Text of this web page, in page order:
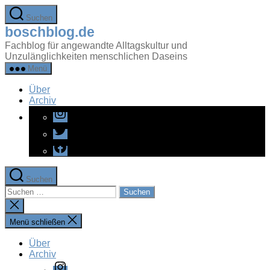
Zum
Inhalt
springen
Suchen
boschblog.de
Fachblog für angewandte Alltagskultur und
Unzulänglichkeiten menschlichen Daseins
Menü
Über
Archiv
Instagram
Twitter
Facebook
Suchen
Suchen
nach:
Suche
schließen
Menü schließen
Über
Archiv
Instagram